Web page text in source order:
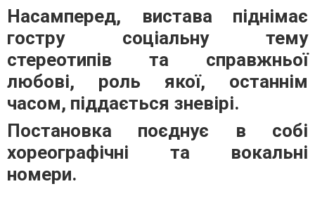
Насамперед, вистава піднімає
гостру соціальну тему
стереотипів та справжньої
любові, роль якої, останнім
часом, піддається зневірі.
Постановка поєднує в собі
хореографічні та вокальні
номери.